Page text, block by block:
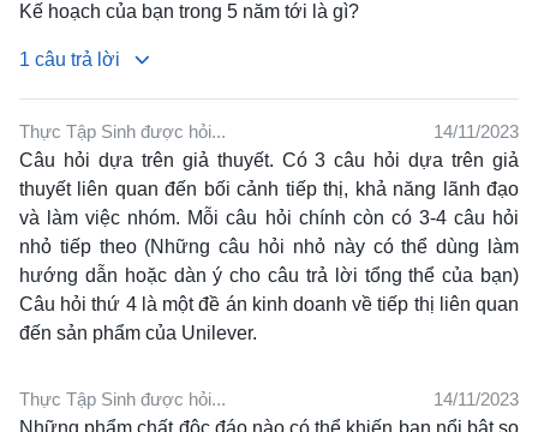
Kế hoạch của bạn trong 5 năm tới là gì?
1 câu trả lời
↳ Tôi muốn thấy mình ở vị trí quản lý trong 5 năm tới
Thực Tập Sinh được hỏi...
14/11/2023
Câu hỏi dựa trên giả thuyết. Có 3 câu hỏi dựa trên giả
thuyết liên quan đến bối cảnh tiếp thị, khả năng lãnh đạo
và làm việc nhóm. Mỗi câu hỏi chính còn có 3-4 câu hỏi
nhỏ tiếp theo (Những câu hỏi nhỏ này có thể dùng làm
hướng dẫn hoặc dàn ý cho câu trả lời tổng thể của bạn)
Câu hỏi thứ 4 là một đề án kinh doanh về tiếp thị liên quan
đến sản phẩm của Unilever.
Thực Tập Sinh được hỏi...
14/11/2023
Những phẩm chất độc đáo nào có thể khiến bạn nổi bật so